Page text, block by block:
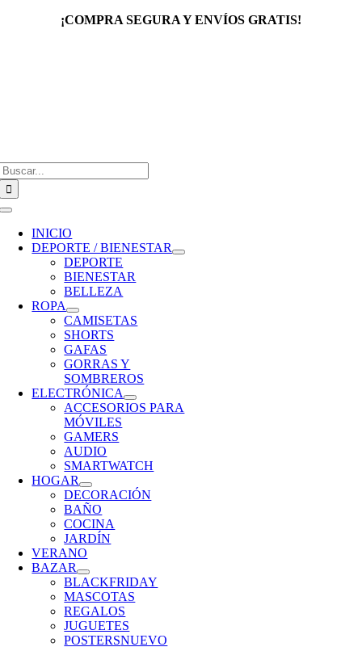
¡COMPRA SEGURA Y ENVÍOS GRATIS!
Toggle
Navigation
INICIO
DEPORTE / BIENESTAR
DEPORTE
BIENESTAR
BELLEZA
ROPA
CAMISETAS
SHORTS
GAFAS
GORRAS Y
SOMBREROS
ELECTRÓNICA
ACCESORIOS PARA
MÓVILES
GAMERS
AUDIO
SMARTWATCH
HOGAR
DECORACIÓN
BAÑO
COCINA
JARDÍN
VERANO
BAZAR
BLACKFRIDAY
MASCOTAS
REGALOS
JUGUETES
POSTERSNUEVO